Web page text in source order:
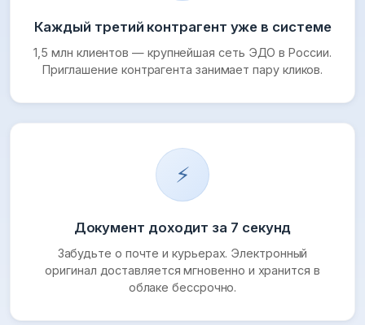
Каждый третий контрагент уже в системе
1,5 млн клиентов — крупнейшая сеть ЭДО в России.
Приглашение контрагента занимает пару кликов.
⚡
Документ доходит за 7 секунд
Забудьте о почте и курьерах. Электронный
оригинал доставляется мгновенно и хранится в
облаке бессрочно.